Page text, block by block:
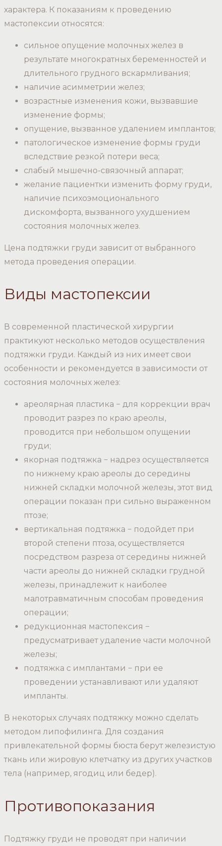
характера. К показаниям к проведению
мастопексии относятся:
сильное опущение молочных желез в
результате многократных беременностей и
длительного грудного вскармливания;
наличие асимметрии желез;
возрастные изменения кожи, вызвавшие
изменение формы;
опущение, вызванное удалением имплантов;
патологическое изменение формы груди
вследствие резкой потери веса;
слабый мышечно-связочный аппарат;
желание пациентки изменить форму груди,
наличие психоэмоционального
дискомфорта, вызванного ухудшением
состояния молочных желез.
Цена подтяжки груди зависит от выбранного
метода проведения операции.
Виды мастопексии
В современной пластической хирургии
практикуют несколько методов осуществления
подтяжки груди. Каждый из них имеет свои
особенности и рекомендуется в зависимости от
состояния молочных желез:
ареолярная пластика − для коррекции врач
проводит разрез по краю ареолы,
проводится при небольшом опущении
груди;
якорная подтяжка − надрез осуществляется
по нижнему краю ареолы до середины
нижней складки молочной железы, этот вид
операции показан при сильно выраженном
птозе;
вертикальная подтяжка − подойдет при
второй степени птоза, осуществляется
посредством разреза от середины нижней
части ареолы до нижней складки грудной
железы, принадлежит к наиболее
малотравматичным способам проведения
операции;
редукционная мастопексия −
предусматривает удаление части молочной
железы;
подтяжка с имплантами − при ее
проведении устанавливают или удаляют
импланты.
В некоторых случаях подтяжку можно сделать
методом липофилинга. Для создания
привлекательной формы бюста берут железистую
ткань или жировую клетчатку из других участков
тела (например, ягодиц или бедер).
Противопоказания
Подтяжку груди не проводят при наличии